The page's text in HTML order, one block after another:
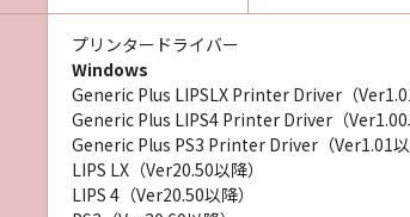
プリンタードライバー
Windows
Generic Plus LIPSLX Printer Driver（
Generic Plus LIPS4 Printer Driver（Ver1.00
Generic Plus PS3 Printer Driver（Ver1.01以
LIPS LX（Ver20.50以降）
LIPS 4（Ver20.50以降）